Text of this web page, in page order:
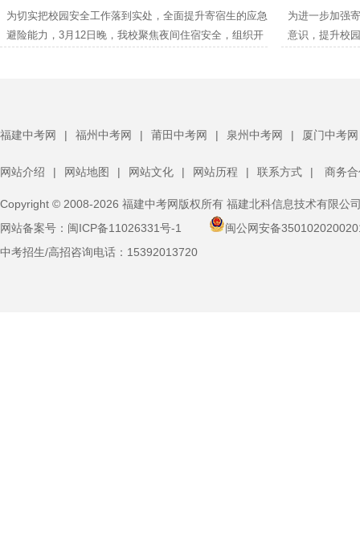
后勤安保等关
训。
为切实把校园安全工作落到实处，全面提升寄宿生的应急
避险能力，3月12日晚，我校聚焦夜间住宿安全，组织开
为进一步加强
意识，提升校
福建中考网 | 福州中考网 | 莆田中考网 | 泉州中考网 | 厦门中考网
网站介绍 | 网站地图 | 网站文化 | 网站历程 | 联系方式 | 商务
Copyright © 2008-2026 福建中考网版权所有 福建北科信息技术有限公
网站备案号： 闽ICP备11026331号-1
闽公网安备
中考招生/高招咨询电话： 15392013720